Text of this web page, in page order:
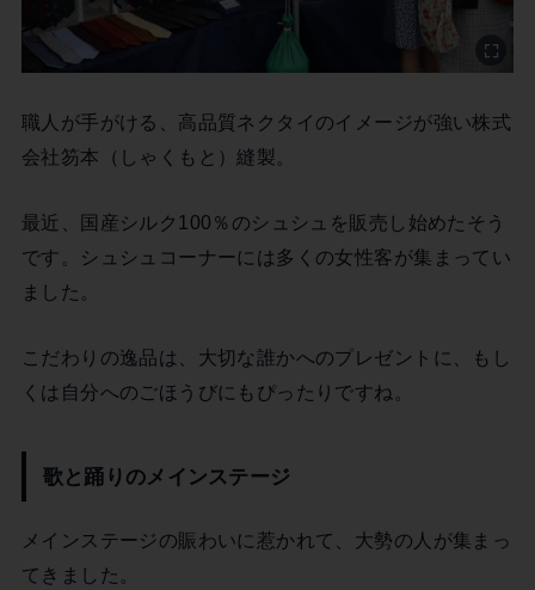
職人が手がける、高品質ネクタイのイメージが強い株式
会社笏本（しゃくもと）縫製。
最近、国産シルク100％のシュシュを販売し始めたそう
です。シュシュコーナーには多くの女性客が集まってい
ました。
こだわりの逸品は、大切な誰かへのプレゼントに、もし
くは自分へのごほうびにもぴったりですね。
歌と踊りのメインステージ
メインステージの賑わいに惹かれて、大勢の人が集まっ
てきました。